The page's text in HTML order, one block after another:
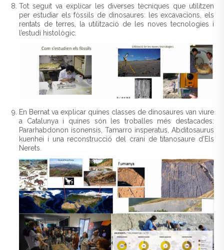
Tot seguit va explicar les diverses tècniques que utilitzen
per estudiar els fòssils de dinosaures: les excavacions, els
rentats de terres, la utilització de les noves tecnologies i
l’estudi histològic.
En Bernat va explicar quines classes de dinosaures van viure
a Catalunya i quines són les troballes més destacades:
Pararhabdonon isonensis, Tamarro insperatus, Abditosaurus
kuenhei i una reconstrucció del crani de titanosaure d’Els
Nerets.